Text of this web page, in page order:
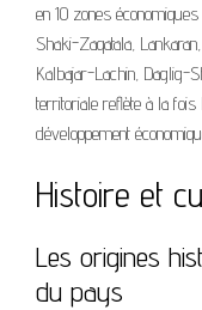
en 10 zones
Shaki-Zaqatala,
Kalbajar-Lachin, Daglig-
territoriale reflète à la
développement
Histoire et
Les origines
du pays